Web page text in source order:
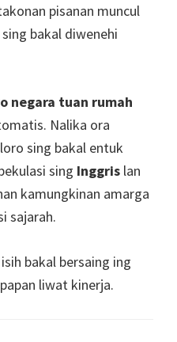
pisanan muncul
bakal diwenehi
negara tuan rumah
Nalika ora
sing bakal entuk
sing Inggris lan
kamungkinan amarga
sajarah.
bakal bersaing ing
liwat kinerja.